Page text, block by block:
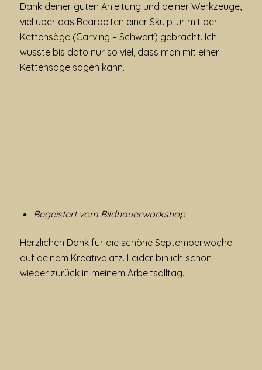
Dank deiner guten Anleitung und deiner Werkzeuge,
viel über das Bearbeiten einer Skulptur mit der
Kettensäge (Carving – Schwert) gebracht. Ich
wusste bis dato nur so viel, dass man mit einer
Kettensäge sägen kann.
Begeistert vom Bildhauerworkshop
Herzlichen Dank für die schöne Septemberwoche
auf deinem Kreativplatz. Leider bin ich schon
wieder zurück in meinem Arbeitsalltag.